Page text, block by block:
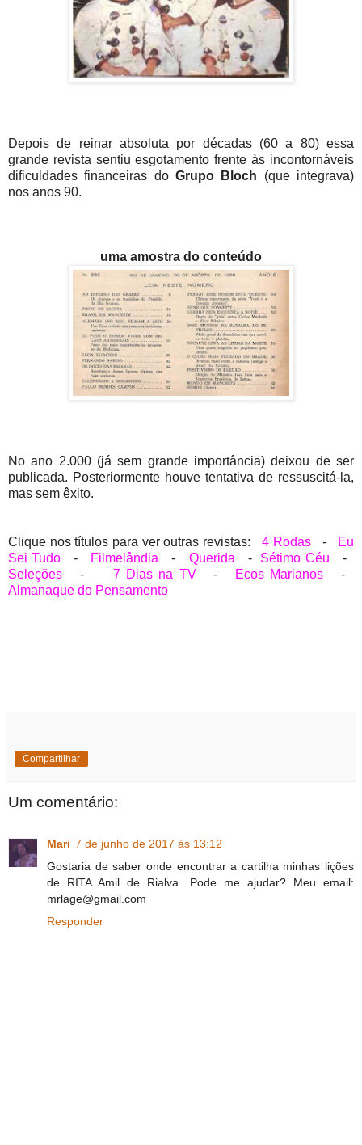
Depois de reinar absoluta por décadas (60 a 80) essa
grande revista sentiu esgotamento frente às incontornáveis
dificuldades financeiras do Grupo Bloch (que integrava)
nos anos 90.
uma amostra do conteúdo
No ano 2.000 (já sem grande importância) deixou de ser
publicada. Posteriormente houve tentativa de ressuscitá-la,
mas sem êxito.
Clique nos títulos para ver outras revistas:4 Rodas-
Eu
Sei Tudo - Filmelândia - Querida - Sétimo Céu -
Seleções - 7 Dias na TV- Ecos Marianos -
Almanaque do Pensamento
Compartilhar
Um comentário:
Mari 7 de junho de 2017 às 13:12
Gostaria de saber onde encontrar a cartilha minhas lições
de RITA Amil de Rialva. Pode me ajudar? Meu email:
mrlage@gmail.com
Responder